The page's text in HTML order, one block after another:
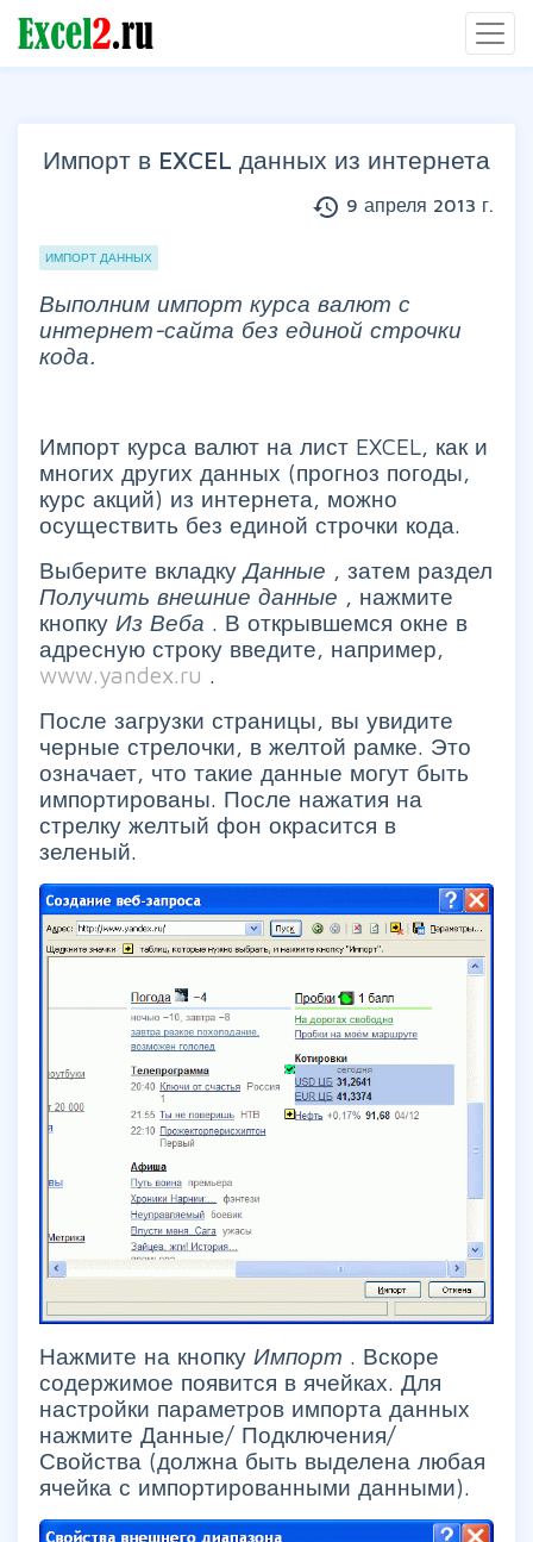
Импорт в EXCEL данных из интернета
history 9 апреля 2013 г.
Группы статей
ИМПОРТ ДАННЫХ
Выполним импорт курса валют с
интернет-сайта без единой строчки
кода.
Импорт курса валют на лист EXCEL, как и
многих других данных (прогноз погоды,
курс акций) из интернета, можно
осуществить без единой строчки кода.
Выберите вкладкуДанные , затем раздел
Получить внешние данные , нажмите
кнопку Из Веба . В открывшемся окне в
адресную строку введите, например,
www.yandex.ru .
После загрузки страницы, вы увидите
черные стрелочки, в желтой рамке. Это
означает, что такие данные могут быть
импортированы. После нажатия на
стрелку желтый фон окрасится в
зеленый.
Нажмите на кнопку Импорт . Вскоре
содержимое появится в ячейках. Для
настройки параметров импорта данных
нажмите Данные/ Подключения/
Свойства (должна быть выделена любая
ячейка с импортированными данными).